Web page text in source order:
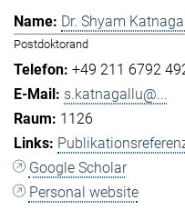
Dr. Shyam
Postdoktorand
+49 211 6792
s.katnagallu@...
1126
Google Scholar
Personal website